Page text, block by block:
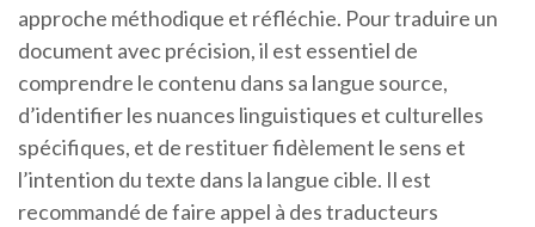
approche méthodique et réfléchie. Pour traduire un
document avec précision, il est essentiel de
comprendre le contenu dans sa langue source,
d’identifier les nuances linguistiques et culturelles
spécifiques, et de restituer fidèlement le sens et
l’intention du texte dans la langue cible. Il est
recommandé de faire appel à des traducteurs